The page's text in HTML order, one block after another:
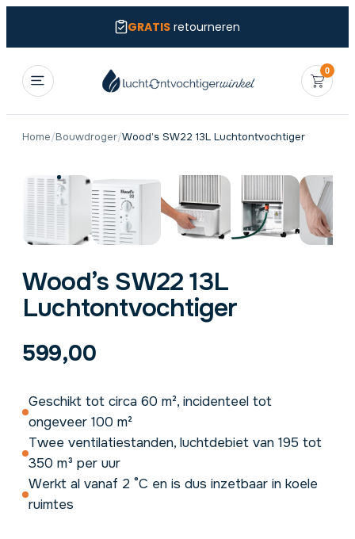
GRATISretourneren
0
Home/Bouwdroger/Wood’s SW22 13L Luchtontvochtiger
Wood’s SW22 13L
Luchtontvochtiger
599,00
Geschikt tot circa 60 m², incidenteel tot
ongeveer 100 m²
Twee ventilatiestanden, luchtdebiet van 195 tot
350 m³ per uur
Werkt al vanaf 2 °C en is dus inzetbaar in koele
ruimtes